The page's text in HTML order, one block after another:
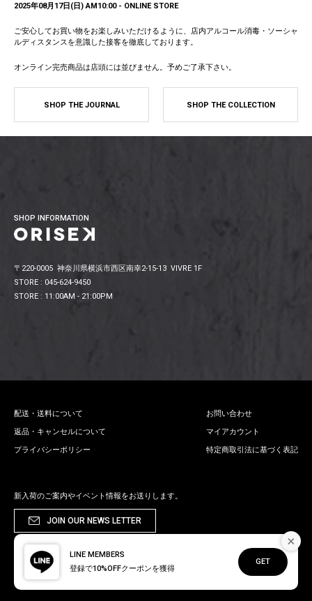
2025年08月17日(日) AM10:00 - ONLINE STORE
ご安心してお買い物をお楽しみいただけるように、店内アルコール消毒・ソーシャ
ルディスタンスを意識した接客を徹底しております。
オンライン完売商品は店頭には並びません。予めご了承下さい。
SHOP THE JOURNAL SHOP THE COLLECTION
SHOP INFORMATION
〒220-0005 神奈川県横浜市西区南幸2-15-13 VIVRE 1F
STORE : 045-624-9450
STORE : 11:00AM - 21:00PM
配送・送料について
返品・キャンセルについて
プライバシーポリシー
お問い合わせ
マイアカウント
特定商取引法に基づく表記
新入荷のご案内やイベント情報をお送りします。
JOIN OUR NEWS LETTER
×
LINE MEMBERS
登録で10%OFFクーポンを獲得
GET